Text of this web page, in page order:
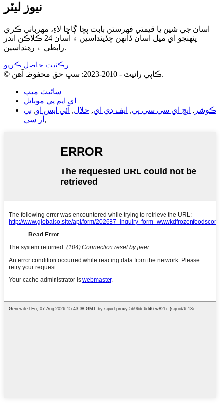
نيوز ليٽر
اسان جي شين يا قيمتي فهرستن بابت پڇا ڳاڇا لاءِ، مهرباني ڪري
پنهنجو اي ميل اسان ڏانهن ڇڏينداسين ۽ اسان 24 ڪلاڪن اندر
رابطي ۾ رهنداسين.
رڪنيت حاصل ڪريو
© ڪاپي رائيٽ - 2010-2023: سڀ حق محفوظ آهن.
سائيٽ ميپ
اي ايم پي موبائل
ڪوشر , ايڇ اي سي سي پي, ايف ڊي اي, حلال, آئي ايس او, بي
آر سي ,